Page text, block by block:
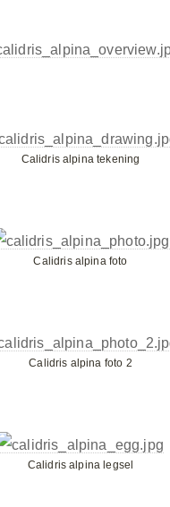
Calidris alpina tekening
Calidris alpina foto
Calidris alpina foto 2
Calidris alpina legsel